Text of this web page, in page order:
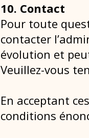
10. Contact
Pour toute
contacter
évolution et
Veuillez-vous
En acceptant
conditions